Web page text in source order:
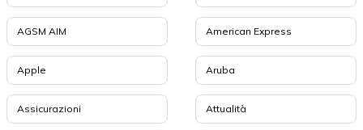
AGSM AIM American Express
Apple Aruba
Assicurazioni Attualità